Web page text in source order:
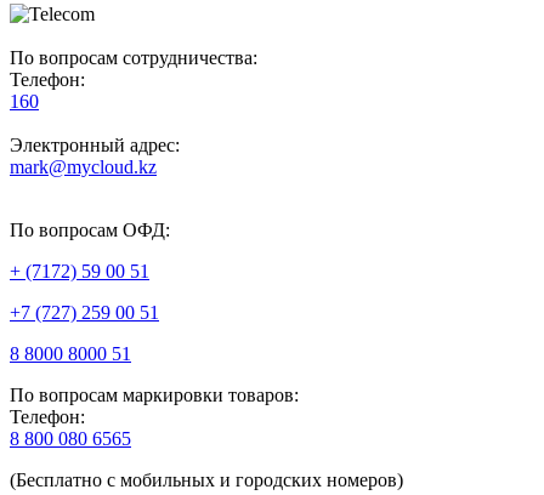
По вопросам сотрудничества:
Телефон:
160
Электронный адрес:
mark@mycloud.kz
По вопросам ОФД:
+ (7172) 59 00 51
+7 (727) 259 00 51
8 8000 8000 51
По вопросам маркировки товаров:
Телефон:
8 800 080 6565
(Бесплатно с мобильных и городских номеров)